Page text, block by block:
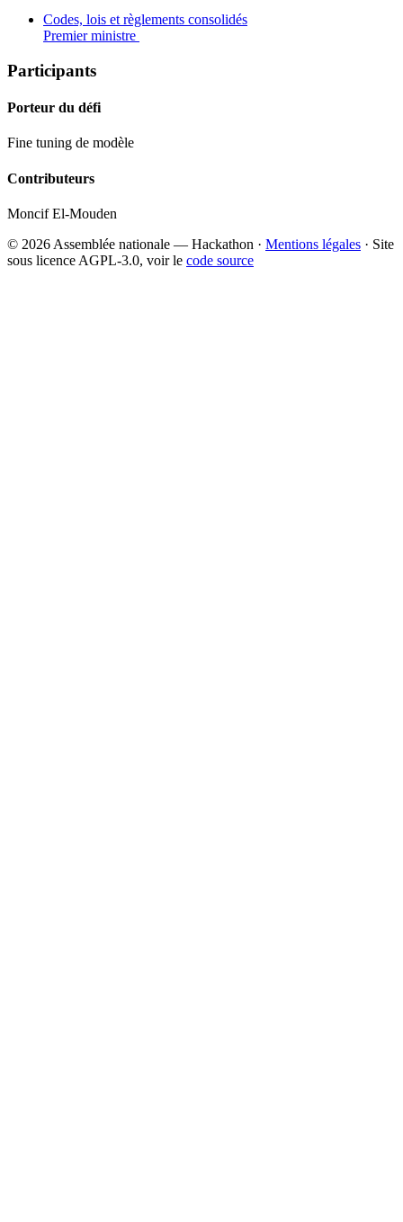
Codes, lois et règlements consolidés
Premier ministre
Participants
Porteur du défi
Fine tuning de modèle
Contributeurs
Moncif El-Mouden
© 2026 Assemblée nationale — Hackathon · Mentions légales · Site
sous licence AGPL-3.0, voir le code source